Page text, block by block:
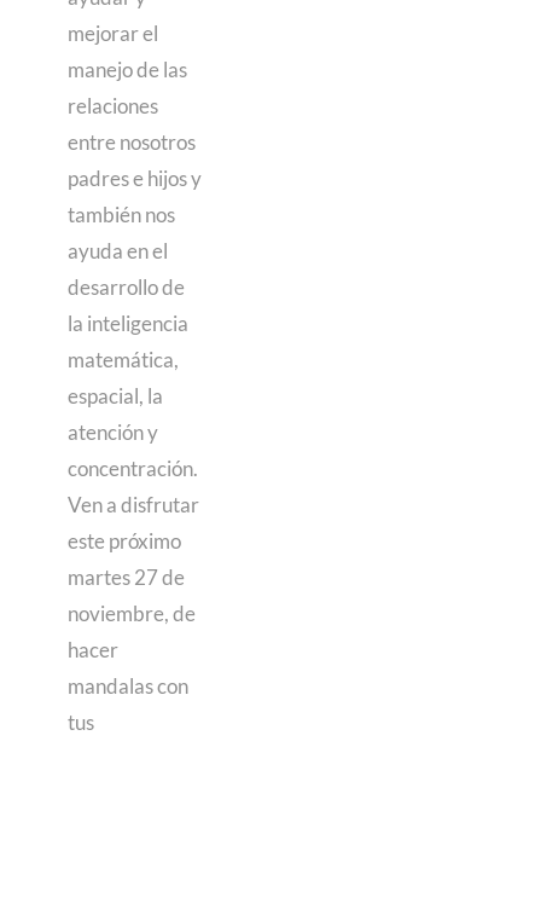
mejorar el
manejo de las
relaciones
entre nosotros
padres e hijos y
también nos
ayuda en el
desarrollo de
la inteligencia
matemática,
espacial, la
atención y
concentración.
Ven a disfrutar
este próximo
martes 27 de
noviembre, de
hacer
mandalas con
tus